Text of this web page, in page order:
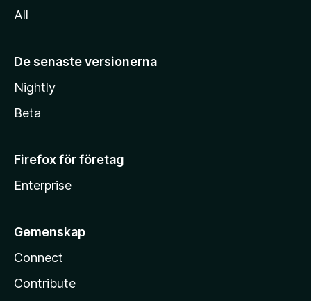
All
De senaste versionerna
Nightly
Beta
Firefox för företag
Enterprise
Gemenskap
Connect
Contribute